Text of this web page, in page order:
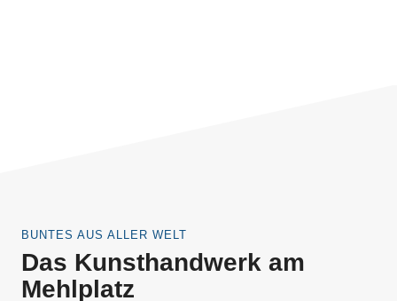
BUNTES AUS ALLER WELT
Das Kunsthandwerk am
Mehlplatz